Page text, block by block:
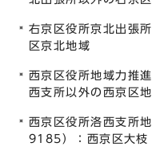
右京区役所京北出張
区京北地域
西京区役所地域力推
西支所以外の西京区
西京区役所洛西支所
9185）：西京区大枝